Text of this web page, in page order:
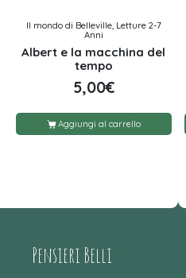
Il mondo di Belleville, Letture 2-7
Anni
Albert e la macchina del
tempo
5,00€
Aggiungi al carrello
Pensieri Belli